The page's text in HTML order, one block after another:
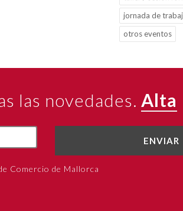
jornada de
otros eventos
las novedades. Alta
ENVIAR
Comercio de Mallorca